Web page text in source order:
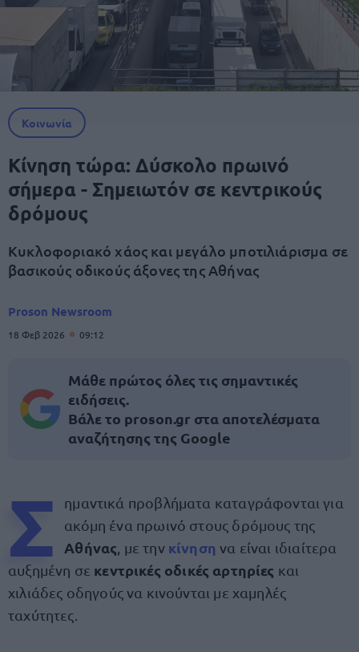
Κοινωνία
Κίνηση τώρα: Δύσκολο πρωινό
σήμερα - Σημειωτόν σε κεντρικούς
δρόμους
Κυκλοφοριακό χάος και μεγάλο μποτιλιάρισμα σε
βασικούς οδικούς άξονες της Αθήνας
Proson Newsroom
18 Φεβ 2026 09:12
Μάθε πρώτος όλες τις σημαντικές
ειδήσεις.
Βάλε το proson.gr στα αποτελέσματα
αναζήτησης της Google
Σ
ημαντικά προβλήματα καταγράφονται για
ακόμη ένα πρωινό στους δρόμους της
Αθήνας , με την κίνηση να είναι ιδιαίτερα
αυξημένη σε κεντρικές οδικές αρτηρίες και
χιλιάδες οδηγούς να κινούνται με χαμηλές
ταχύτητες.